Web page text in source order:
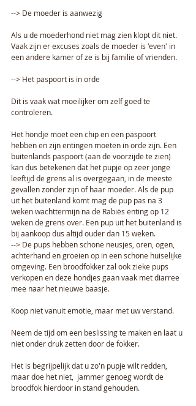
--> De moeder is aanwezig
Als u de moederhond niet mag zien klopt dit niet.
Vaak zijn er excuses zoals de moeder is 'even' in
een andere kamer of ze is bij familie of vrienden.
--> Het paspoort is in orde
Dit is vaak wat moeilijker om zelf goed te
controleren.
Het hondje moet een chip en een paspoort
hebben en zijn entingen moeten in orde zijn. Een
buitenlands paspoort (aan de voorzijde te zien)
kan dus betekenen dat het pupje op zeer jonge
leeftijd de grens al is overgegaan, in de meeste
gevallen zonder zijn of haar moeder. Als de pup
uit het buitenland komt mag de pup pas na 3
weken wachttermijn na de Rabiës enting op 12
weken de grens over. Een pup uit het buitenland is
bij aankoop dus altijd ouder dan 15 weken.
--> De pups hebben schone neusjes, oren, ogen,
achterhand en groeien op in een schone huiselijke
omgeving. Een broodfokker zal ook zieke pups
verkopen en deze hondjes gaan vaak met diarree
mee naar het nieuwe baasje.
Koop niet vanuit emotie, maar met uw verstand.
Neem de tijd om een beslissing te maken en laat u
niet onder druk zetten door de fokker.
Het is begrijpelijk dat u zo'n pupje wilt redden,
maar doe het niet,  jammer genoeg wordt de
broodfok hierdoor in stand gehouden.